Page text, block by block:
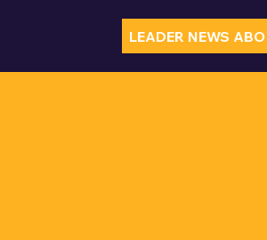
LEADER NEWS ABO